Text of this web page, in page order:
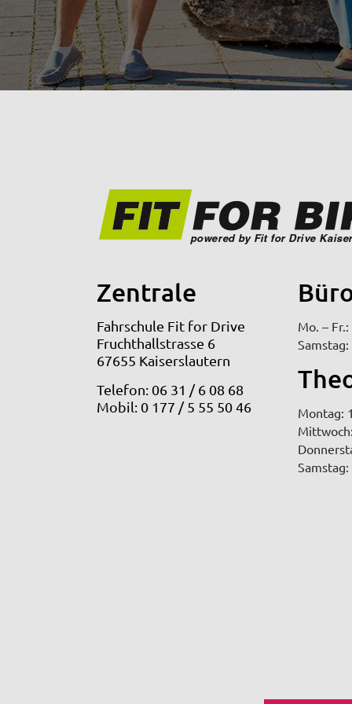
Zentrale
Fahrschule Fit for Drive
Fruchthallstrasse 6
67655 Kaiserslautern
Telefon: 06 31 / 6 08 68
Mobil: 0 177 / 5 55 50 46
Mo. –
Montag: